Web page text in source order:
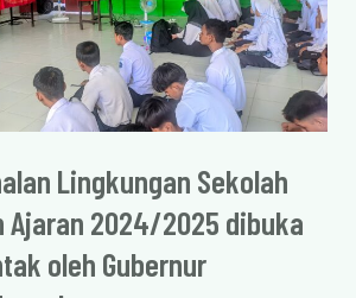
Lingkungan Sekolah
Ajaran 2024/2025 dibuka
oleh Gubernur